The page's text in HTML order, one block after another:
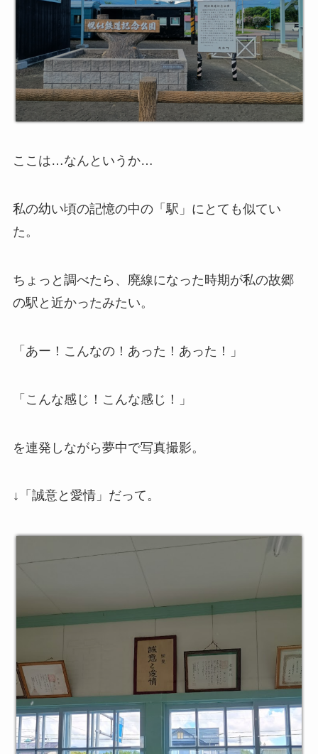
ここは…なんというか…
私の幼い頃の記憶の中の「駅」にとても似てい
た。
ちょっと調べたら、廃線になった時期が私の故郷
の駅と近かったみたい。
「あー！こんなの！あった！あった！」
「こんな感じ！こんな感じ！」
を連発しながら夢中で写真撮影。
↓「誠意と愛情」だって。